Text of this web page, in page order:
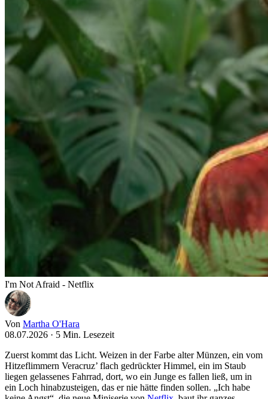
I'm Not Afraid - Netflix
Von Martha O'Hara
08.07.2026 · 5 Min. Lesezeit
Zuerst kommt das Licht. Weizen in der Farbe alter Münzen, ein vom
Hitzeflimmern Veracruz’ flach gedrückter Himmel, ein im Staub
liegen gelassenes Fahrrad, dort, wo ein Junge es fallen ließ, um in
ein Loch hinabzusteigen, das er nie hätte finden sollen. „Ich habe